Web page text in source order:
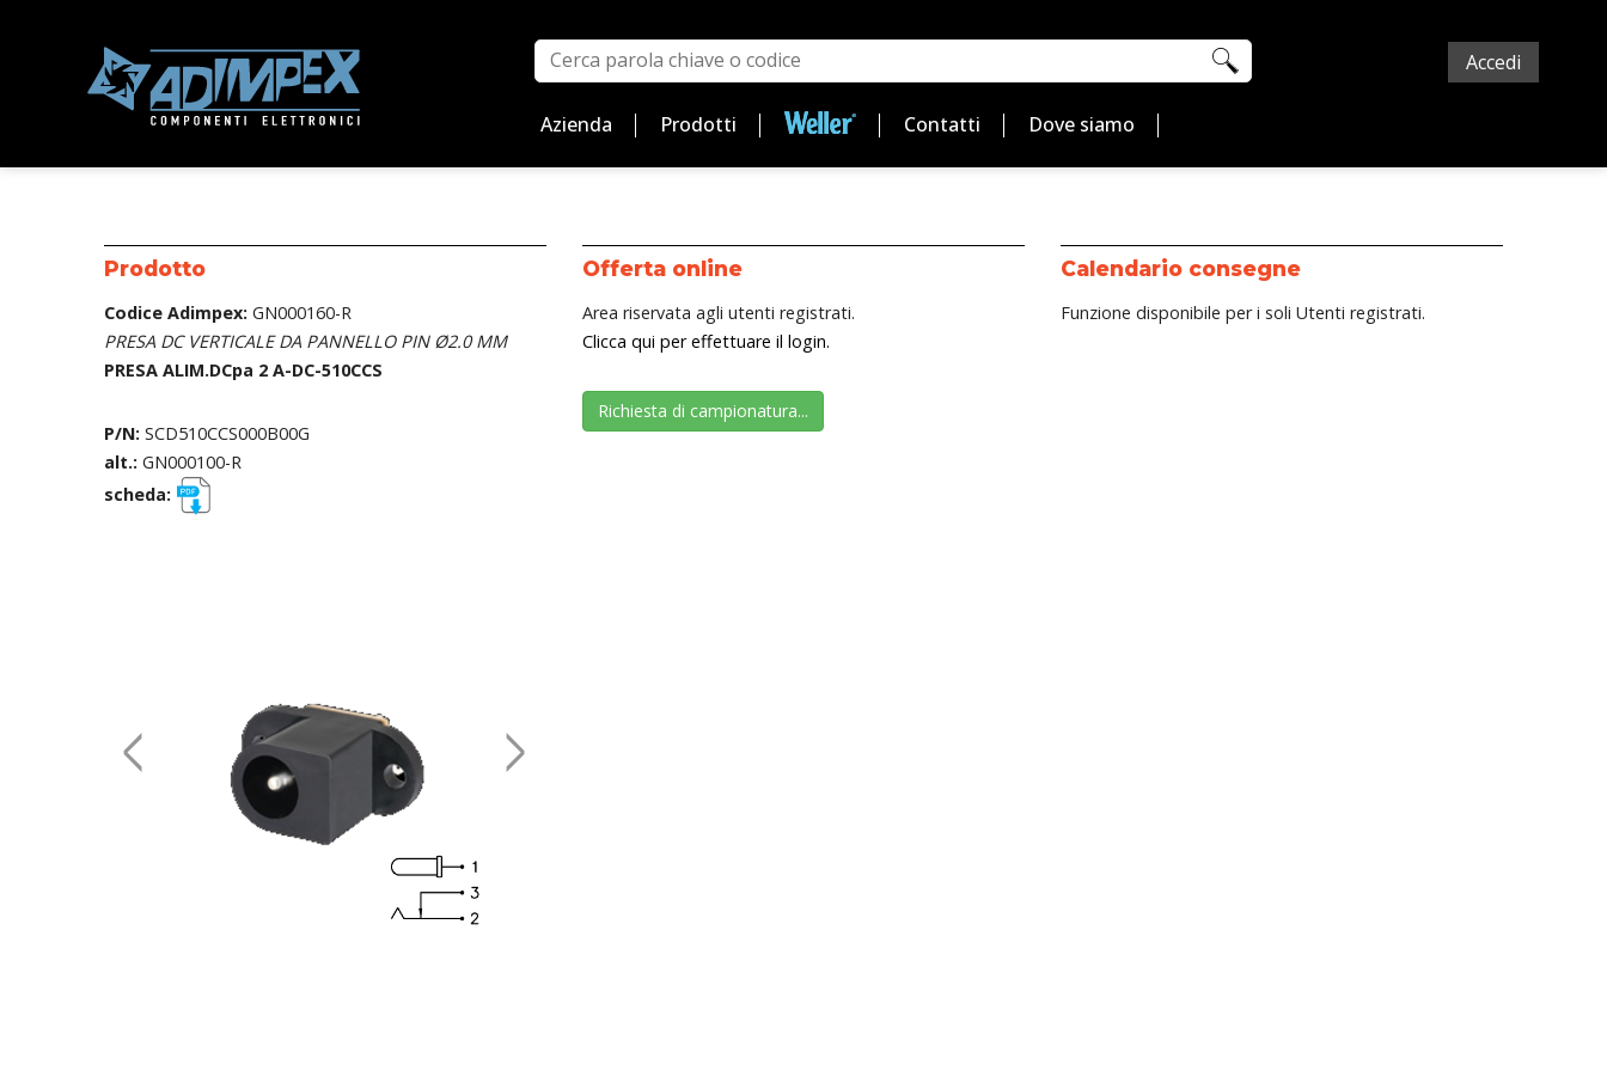
Azienda Prodotti Contatti Dove siamo
Accedi
Prodotto
Codice Adimpex: GN000160-R
PRESA DC VERTICALE DA PANNELLO PIN Ø2.0 MM
PRESA ALIM.DCpa 2 A-DC-510CCS
P/N: SCD510CCS000B00G
alt.: GN000100-R
scheda:
Offerta online
Area riservata agli utenti registrati.
Clicca qui per effettuare il login.
Richiesta di campionatura...
Calendario consegne
Funzione disponibile per i soli Utenti registrati.